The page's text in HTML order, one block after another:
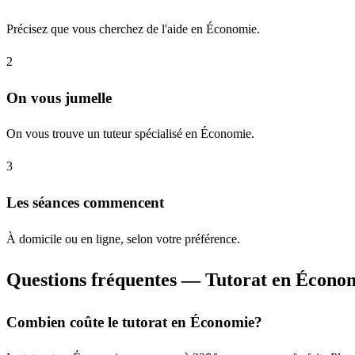
Précisez que vous cherchez de l'aide en Économie.
2
On vous jumelle
On vous trouve un tuteur spécialisé en Économie.
3
Les séances commencent
À domicile ou en ligne, selon votre préférence.
Questions fréquentes — Tutorat en
Combien coûte le tutorat en Économie?